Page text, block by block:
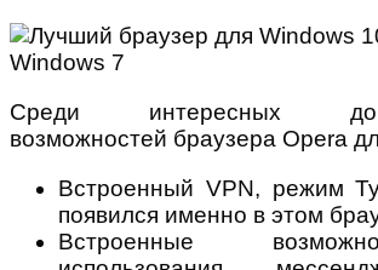
Среди интересных
возможностей браузера Opera
Встроенный VPN, режим
появился именно в этом
Встроенные